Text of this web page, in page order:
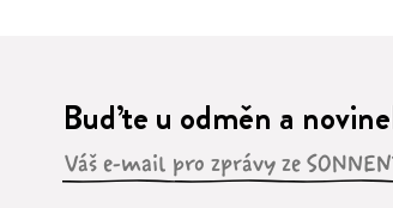
Buďte u odměn a